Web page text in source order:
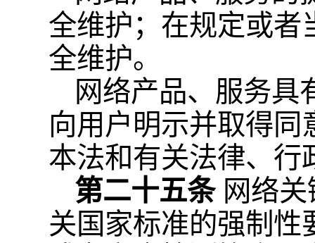
全维护；在规定或者
全维护。
网络产品、服务具
向用户明示并取得
本法和有关法律、行
第二十五条 网络
关国家标准的强制性